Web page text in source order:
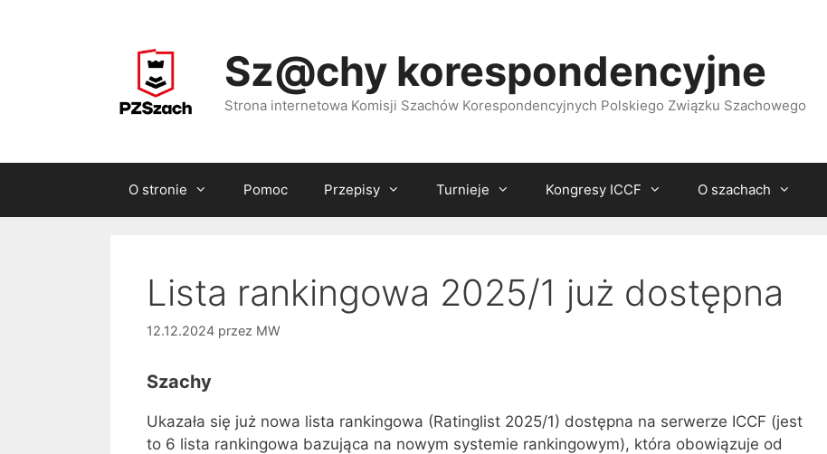
Sz@chy korespondencyjne
Strona internetowa Komisji Szachów Korespondencyjnych Polskiego Związku Szachowego
O stronie Pomoc Przepisy Turnieje Kongresy ICCF O szachach
Lista rankingowa 2025/1 już dostępna
12.12.2024 przez MW
Szachy
Ukazała się już nowa lista rankingowa (Ratinglist 2025/1) dostępna na serwerze ICCF (jest
to 6 lista rankingowa bazująca na nowym systemie rankingowym), która obowiązuje od